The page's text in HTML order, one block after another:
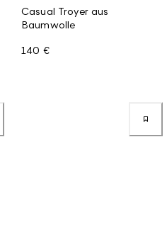
Casual Troyer aus
Baumwolle
140 €